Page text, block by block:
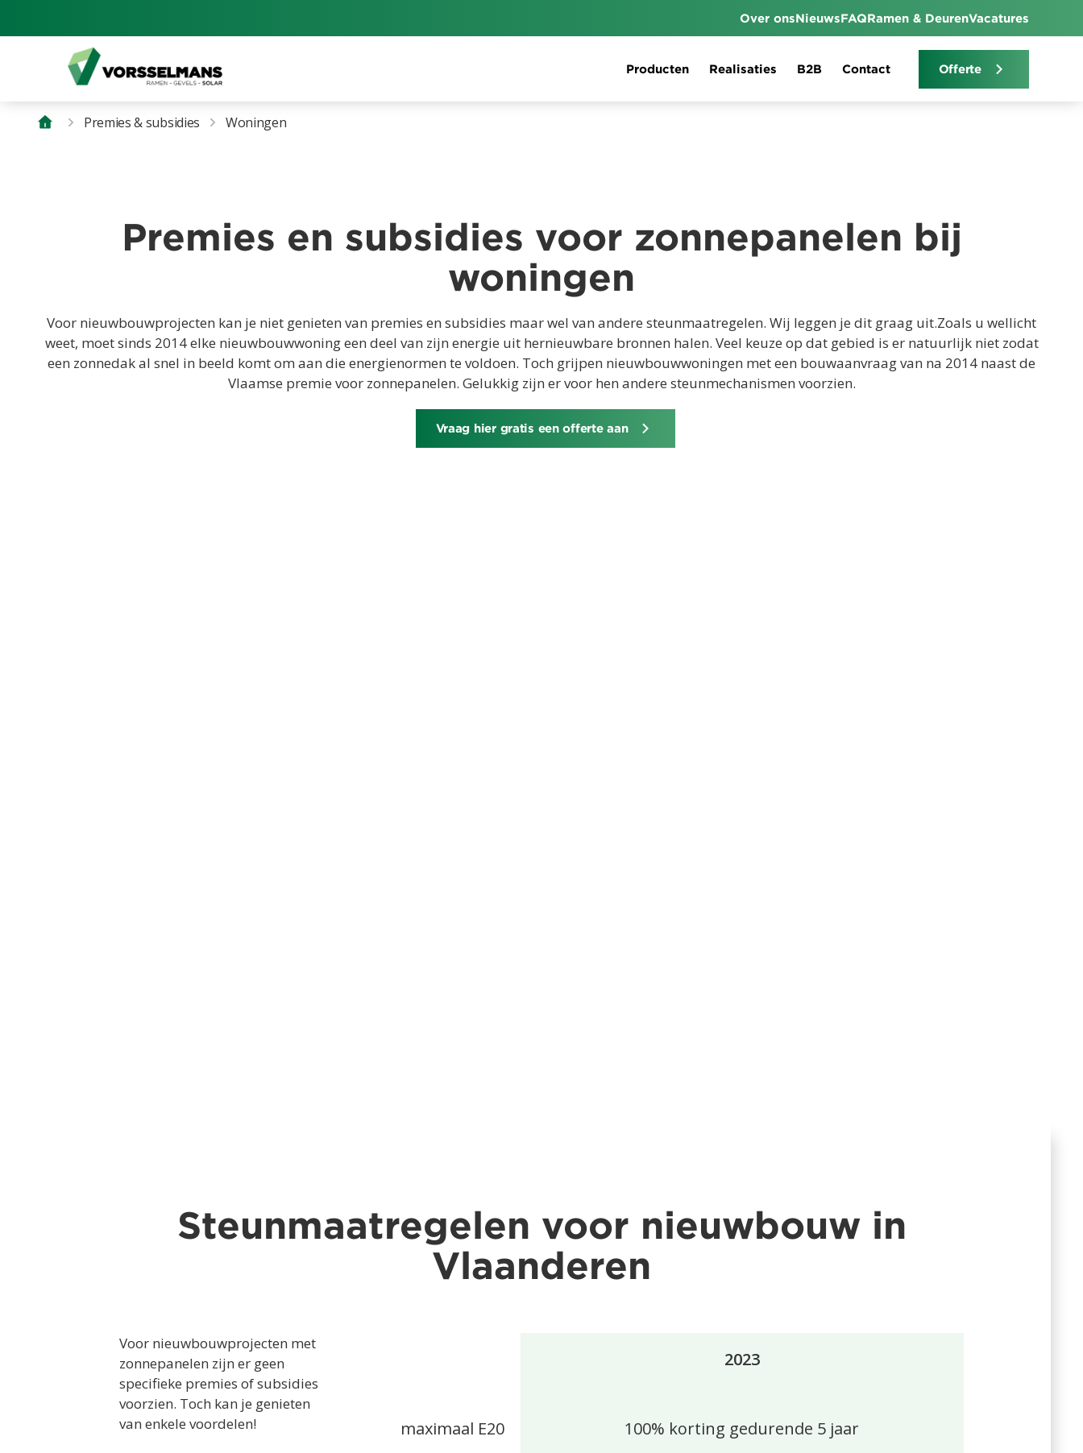
Over onsNieuwsFAQRamen & DeurenVacatures
Producten Realisaties B2B Contact Offerte
Premies & subsidies Woningen
Premies en subsidies voor zonnepanelen bij
woningen
Voor nieuwbouwprojecten kan je niet genieten van premies en subsidies maar wel van andere steunmaatregelen. Wij leggen je dit graag uit.Zoals u wellicht
weet, moet sinds 2014 elke nieuwbouwwoning een deel van zijn energie uit hernieuwbare bronnen halen. Veel keuze op dat gebied is er natuurlijk niet zodat
een zonnedak al snel in beeld komt om aan die energienormen te voldoen. Toch grijpen nieuwbouwwoningen met een bouwaanvraag van na 2014 naast de
Vlaamse premie voor zonnepanelen. Gelukkig zijn er voor hen andere steunmechanismen voorzien.
Vraag hier gratis een offerte aan
Steunmaatregelen voor nieuwbouw in
Vlaanderen
Voor nieuwbouwprojecten met
zonnepanelen zijn er geen
specifieke premies of subsidies
voorzien. Toch kan je genieten
van enkele voordelen!
maximaal E20
2023
100% korting gedurende 5 jaar